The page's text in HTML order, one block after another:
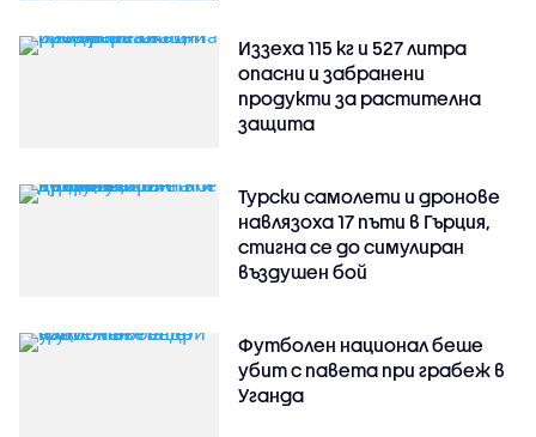
Иззеха 115 кг и 527 литра
опасни и забранени
продукти за растителна
защита
Турски самолети и дронове
навлязоха 17 пъти в Гърция,
стигна се до симулиран
въздушен бой
Футболен национал беше
убит с павета при грабеж в
Уганда